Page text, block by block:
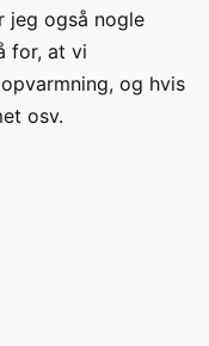
jeg også nogle
for, at vi
og hvis
osv.